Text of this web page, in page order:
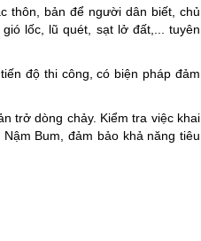
thôn, bản để người dân biết, chủ
lốc, lũ quét, sạt lở đất,... tuyên
độ thi công, có biện pháp đảm
trở dòng chảy. Kiểm tra việc khai
Bum, đảm bảo khả năng tiêu